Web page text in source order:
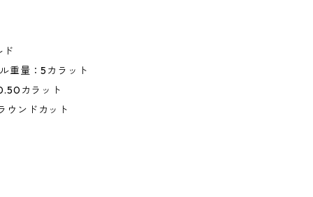
ド
重量：5カラット
カラット
ウンドカット